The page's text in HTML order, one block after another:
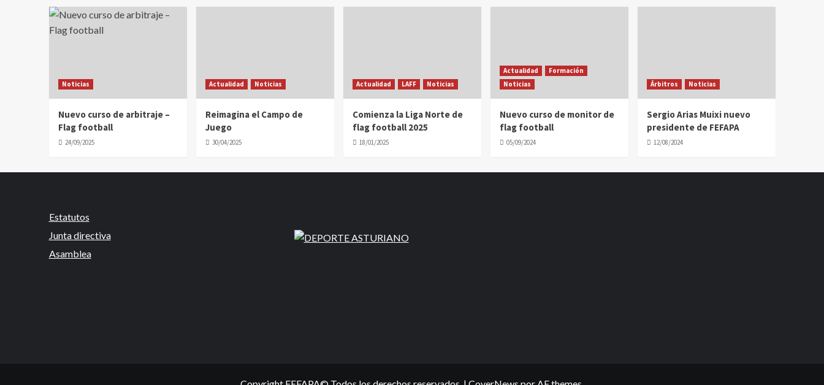
Noticias
Nuevo curso de arbitraje –
Flag football
24/09/2025
Actualidad Noticias
Reimagina el Campo de
Juego
30/04/2025
Actualidad LAFF Noticias
Comienza la Liga Norte de
flag football 2025
18/01/2025
Actualidad
Formación
Noticias
Nuevo curso de monitor de
flag football
05/09/2024
Árbitros Noticias
Sergio Arias Muixi nuevo
presidente de FEFAPA
12/08/2024
Estatutos
Junta directiva
Asamblea